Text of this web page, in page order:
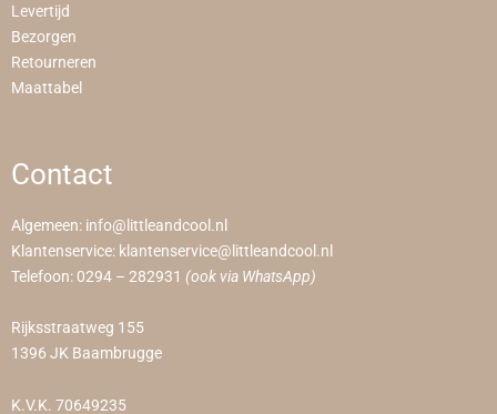
Levertijd
Bezorgen
Retourneren
Maattabel
Contact
Algemeen: info@littleandcool.nl
Klantenservice: klantenservice@littleandcool.nl
Telefoon: 0294 – 282931 (ook via WhatsApp)
Rijksstraatweg 155
1396 JK Baambrugge
K.V.K. 70649235